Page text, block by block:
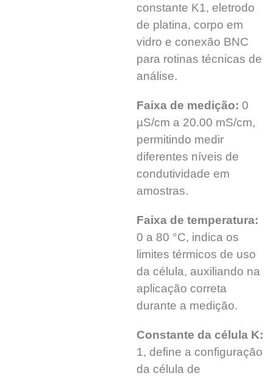
constante K1, eletrodo
de platina, corpo em
vidro e conexão BNC
para rotinas técnicas de
análise.
Faixa de medição: 0
µS/cm a 20.00 mS/cm,
permitindo medir
diferentes níveis de
condutividade em
amostras.
Faixa de temperatura:
0 a 80 °C, indica os
limites térmicos de uso
da célula, auxiliando na
aplicação correta
durante a medição.
Constante da célula K:
1, define a configuração
da célula de